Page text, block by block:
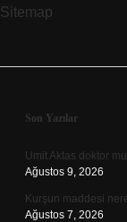
Sitemap
Sidebar
Son Yazılar
Umit Aktas doktor
Ağustos 9, 2026
Kurşun maddesi
Ağustos 7, 2026